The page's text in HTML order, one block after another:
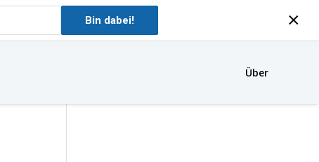
Bin dabei! ×
Über